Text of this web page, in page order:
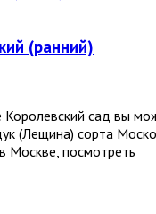
(ранний)
Королевский сад вы
(Лещина) сорта
Москве, посмотреть